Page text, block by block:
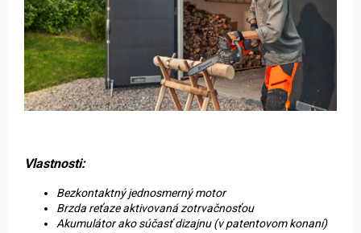
Vlastnosti:
Bezkontaktný jednosmerný motor
Brzda reťaze aktivovaná zotrvačnosťou
Akumulátor ako súčasť dizajnu (v patentovom konaní)